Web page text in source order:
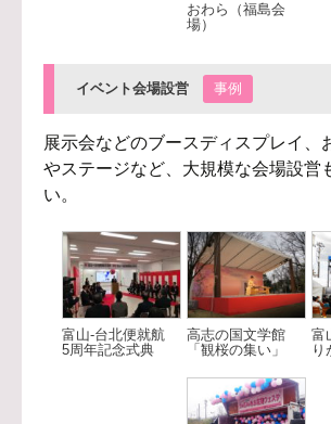
おわら（福島会
場）
イベント会場設営 事例
展示会などのブースディスプレイ、
やステージなど、大規模な会場設営
い。
富山-台北便就航
5周年記念式典
高志の国文学館
「観桜の集い」
富
り